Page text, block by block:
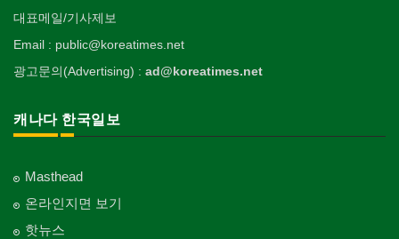
대표메일/기사제보
Email : public@koreatimes.net
광고문의(Advertising) : ad@koreatimes.net
캐나다 한국일보
Masthead
온라인지면 보기
핫뉴스